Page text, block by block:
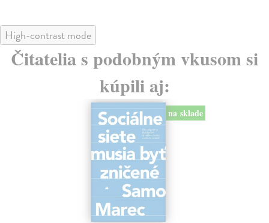
High-contrast mode
Čitatelia s podobným vkusom si
kúpili aj:
na sklade